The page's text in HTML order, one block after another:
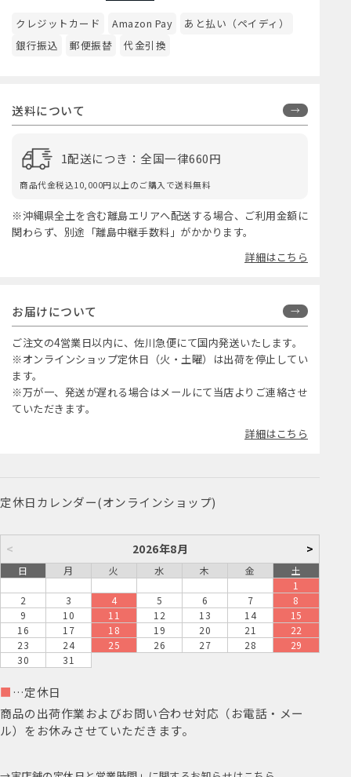
クレジットカード Amazon Pay
あと払い（ペイディ）
銀行振込
郵便振替 代金引換
送料について
1配送につき：全国一律660円
商品代金税込10,000円以上のご購入で送料無料
※沖縄県全土を含む離島エリアへ配送する場合、ご利用金額に
関わらず、別途「離島中継手数料」がかかります。
詳細はこちら
お届けについて
ご注文の4営業日以内に、佐川急便にて国内発送いたします。
※オンラインショップ定休日（火・土曜）は出荷を停止してい
ます。
※万が一、発送が遅れる場合はメールにて当店よりご連絡させ
ていただきます。
詳細はこちら
定休日カレンダー(オンラインショップ)
< 2026年8月 >
日 月 火 水 木 金
土
1
2
3 4 5 6 7
8
9
10 11 12 13 14
15
16
17 18 19 20 21
22
23
24 25 26 27 28
29
30
31
■ …定休日
商品の出荷作業およびお問い合わせ対応（お電話・メー
ル）をお休みさせていただきます。